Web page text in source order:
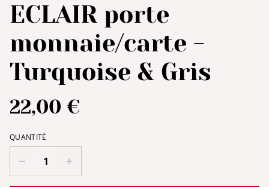
ECLAIR porte
monnaie/carte -
Turquoise & Gris
22,00 €
QUANTITÉ